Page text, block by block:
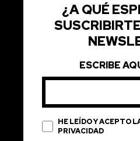
¿A QUÉ
ESCRIBE
HE LEÍDO Y ACEPTO
PRIVACIDAD